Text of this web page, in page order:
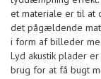
et materiale er til at
det pågældende
i form af billeder
Lyd akustik plader
brug for at få bugt